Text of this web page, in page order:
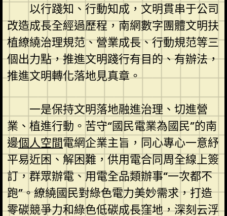
以行踐知、行動知成，文明貫串于公司
改造成長全經過歷程，南網數字團體文明扶
植繚繞治理規范、營業成長、行動規范等三
個出力點，推進文明踐行有目的、有辦法，
推進文明轉化落地見真章。
一是保持文明落地融進治理、切進營
業、植進行動。苦守“國民電業為國民”的南
邊個人空間電網企業主旨，同心專心一意紓
平易近困、解困難，供用電合同周全線上簽
訂，群眾辦電、用電全品類辦事“一次都不
跑”。繚繞國民對綠色電力美妙需求，打造
零碳競爭力和綠色低碳成長窪地，深刻云浮